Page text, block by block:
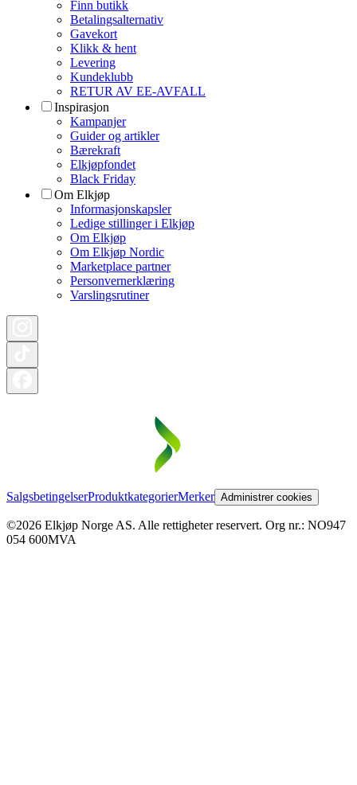
Finn butikk
Betalingsalternativ
Gavekort
Klikk & hent
Levering
Kundeklubb
RETUR AV EE-AVFALL
Inspirasjon
Kampanjer
Guider og artikler
Bærekraft
Elkjøpfondet
Black Friday
Om Elkjøp
Informasjonskapsler
Ledige stillinger i Elkjøp
Om Elkjøp
Om Elkjøp Nordic
Marketplace partner
Personvernerklæring
Varslingsrutiner
SalgsbetingelserProduktkategorierMerker Administrer cookies
©2026 Elkjøp Norge AS. Alle rettigheter reservert. Org nr.: NO947
054 600MVA